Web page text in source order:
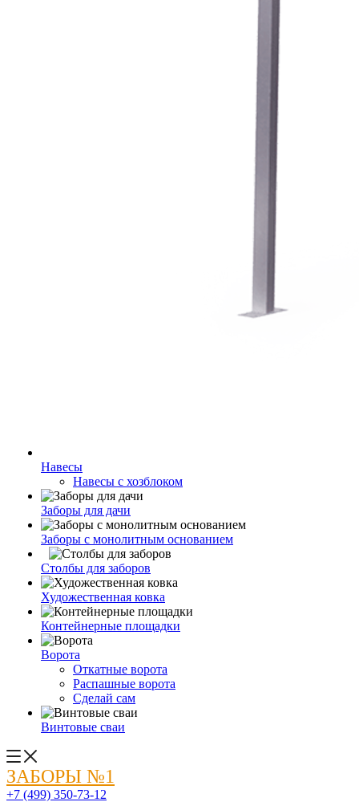
Навесы
Навесы с хозблоком
Заборы для дачи
Заборы с монолитным основанием
Столбы для заборов
Художественная ковка
Контейнерные площадки
Ворота
Откатные ворота
Распашные ворота
Сделай сам
Винтовые сваи
ЗАБОРЫ №1
+7 (499) 350-73-12